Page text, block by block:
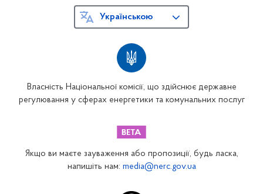
Власність Національної комісії, що здійснює державне
регулювання у сферах енергетики та комунальних послуг
Українською
Якщо ви маєте зауваження або пропозиції, будь ласка,
напишіть нам: media@nerc.gov.ua